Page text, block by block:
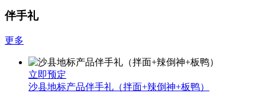
伴手礼
更多
立即预定
沙县地标产品伴手礼（拌面+辣倒神+板鸭）